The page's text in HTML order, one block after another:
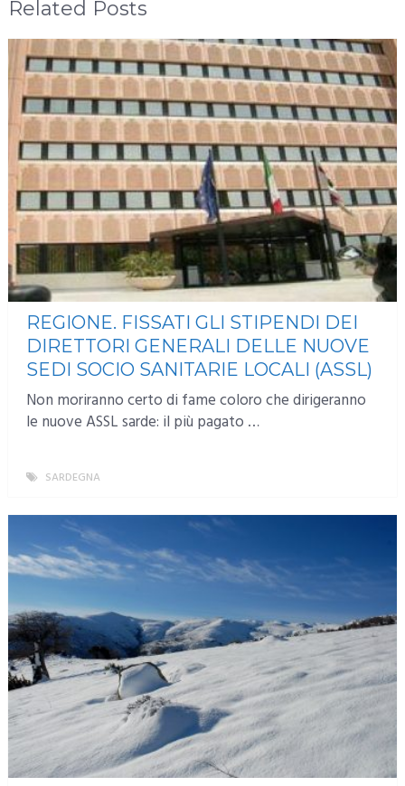
Related Posts
REGIONE. FISSATI GLI STIPENDI DEI
DIRETTORI GENERALI DELLE NUOVE
SEDI SOCIO SANITARIE LOCALI (ASSL)
Non moriranno certo di fame coloro che dirigeranno
le nuove ASSL sarde: il più pagato …
SARDEGNA